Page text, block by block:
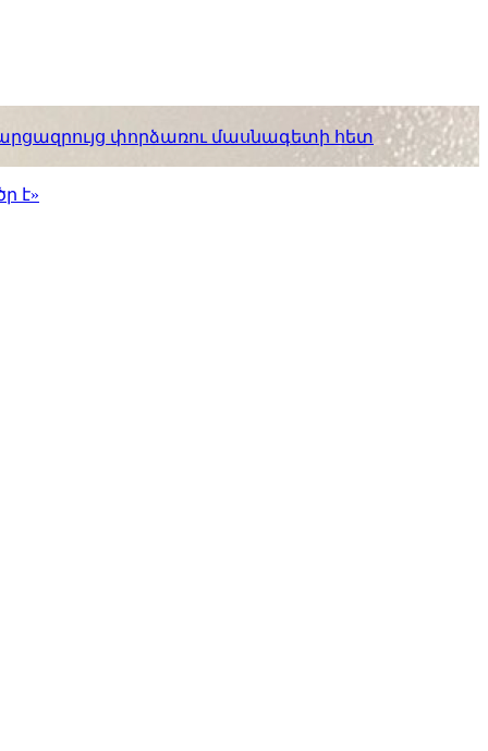
փորձառու մասնագետի հետ
է»